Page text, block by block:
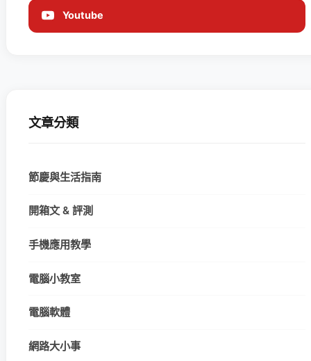
Youtube
文章分類
節慶與生活指南
開箱文 & 評測
手機應用教學
電腦小教室
電腦軟體
網路大小事